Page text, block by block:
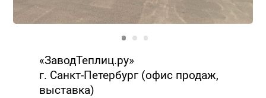
«ЗаводТеплиц.ру»
г. Санкт-Петербург (офис продаж,
выставка)